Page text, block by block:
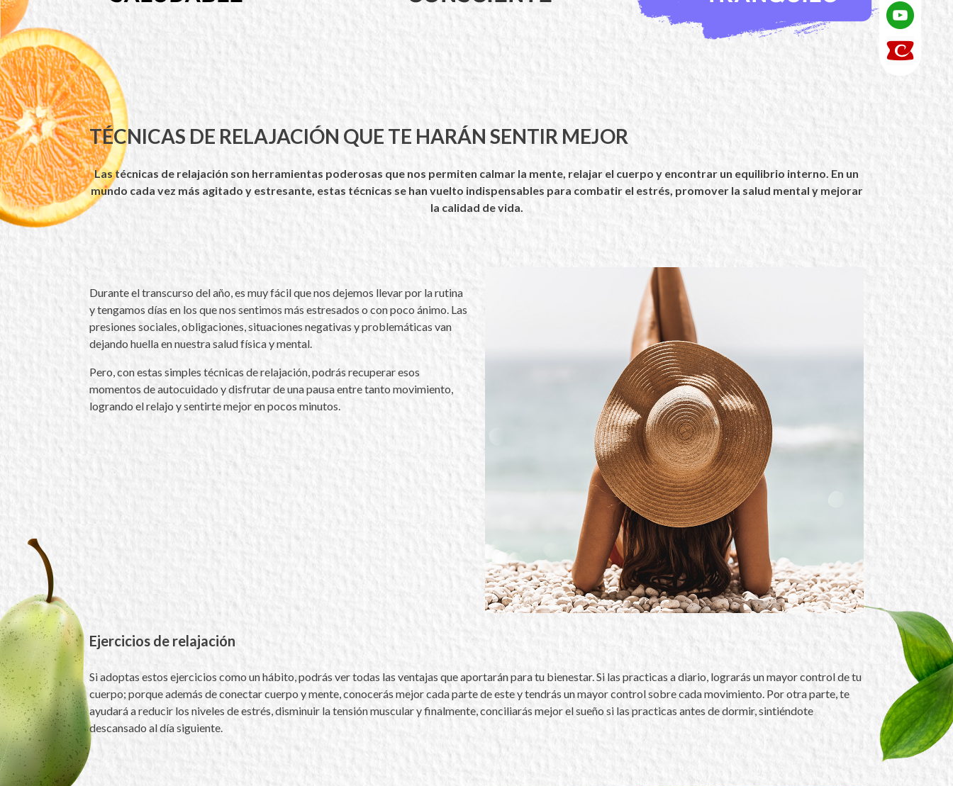
TÉCNICAS DE RELAJACIÓN QUE TE HARÁN SENTIR MEJOR
Las técnicas de relajación son herramientas poderosas que nos permiten calmar la mente, relajar el cuerpo y encontrar un equilibrio interno. En un
mundo cada vez más agitado y estresante, estas técnicas se han vuelto indispensables para combatir el estrés, promover la salud mental y mejorar
la calidad de vida.
Durante el transcurso del año, es muy fácil que nos dejemos llevar por la rutina
y tengamos días en los que nos sentimos más estresados o con poco ánimo. Las
presiones sociales, obligaciones, situaciones negativas y problemáticas van
dejando huella en nuestra salud física y mental.
Pero, con estas simples técnicas de relajación, podrás recuperar esos
momentos de autocuidado y disfrutar de una pausa entre tanto movimiento,
logrando el relajo y sentirte mejor en pocos minutos.
Ejercicios de relajación
Si adoptas estos ejercicios como un hábito, podrás ver todas las ventajas que aportarán para tu bienestar. Si las practicas a diario, lograrás un mayor control de tu
cuerpo; porque además de conectar cuerpo y mente, conocerás mejor cada parte de este y tendrás un mayor control sobre cada movimiento. Por otra parte, te
ayudará a reducir los niveles de estrés, disminuir la tensión muscular y finalmente, conciliarás mejor el sueño si las practicas antes de dormir, sintiéndote
descansado al día siguiente.